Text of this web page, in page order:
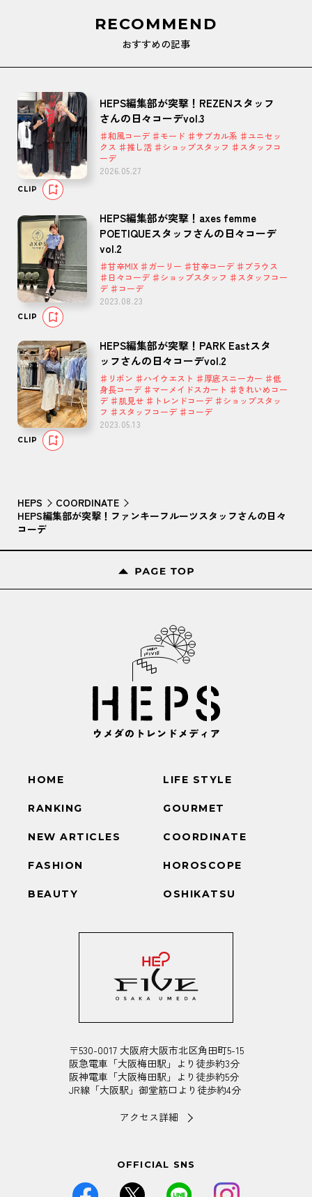
RECOMMEND
おすすめの記事
HEPS編集部が突撃！REZENスタッフ
さんの日々コーデvol.3
♯和風コーデ ♯モード ♯サブカル系 ♯ユニセッ
クス ♯推し活 ♯ショップスタッフ ♯スタッフコ
ーデ
2026.05.27
CLIP
HEPS編集部が突撃！axes femme
POETIQUEスタッフさんの日々コーデ
vol.2
♯甘辛MIX ♯ガーリー ♯甘辛コーデ ♯ブラウス
♯日々コーデ ♯ショップスタッフ ♯スタッフコー
デ ♯コーデ
2023.08.23
CLIP
HEPS編集部が突撃！PARK Eastスタ
ッフさんの日々コーデvol.2
♯リボン ♯ハイウエスト ♯厚底スニーカー ♯低
身長コーデ ♯マーメイドスカート ♯きれいめコー
デ ♯肌見せ ♯トレンドコーデ ♯ショップスタッ
フ ♯スタッフコーデ ♯コーデ
2023.05.13
CLIP
HEPS
COORDINATE
HEPS編集部が突撃！ファンキーフルーツスタッフさんの日々
コーデ
HOME
RANKING
NEW ARTICLES
FASHION
BEAUTY
LIFE STYLE
GOURMET
COORDINATE
HOROSCOPE
OSHIKATSU
〒530-0017 大阪府大阪市北区角田町5-15
阪急電車「大阪梅田駅」より徒歩約3分
阪神電車「大阪梅田駅」より徒歩約5分
JR線「大阪駅」御堂筋口より徒歩約4分
アクセス詳細
OFFICIAL SNS